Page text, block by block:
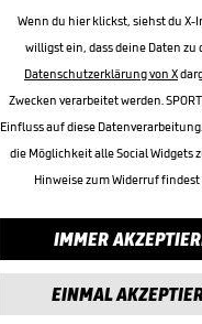
Wenn du hier klickst, siehst du
willigst ein, dass deine Daten zu
Datenschutzerklärung von X
Zwecken verarbeitet werden.
Einfluss auf diese
die Möglichkeit alle Social Widgets
Hinweise zum Widerruf findest
IMMER
EINMAL